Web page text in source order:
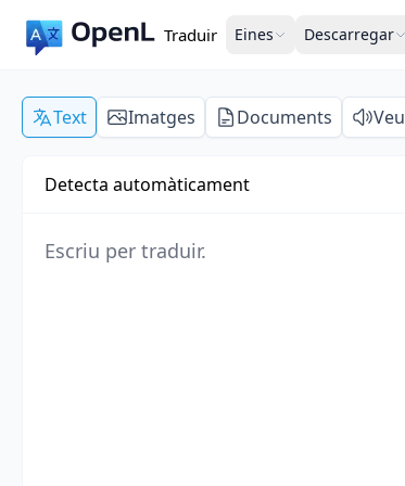
Traduir Eines Descarregar
Text Imatges Documents Veu
Detecta automàticament